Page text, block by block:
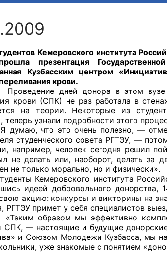
OPKO42@BK.RU
советы при территориальных органах
власти
советы по проведению независимой
Кемеровского института
презентация
Кузбасским центром
крови.
дней донора в этом вузе
крови (СПК) не раз работала в
на теории. Некоторые из
теперь узнали подробности этого
что это очень полезно, —
студенческого совета РГТЭУ, —
например, человек сегодня решил
не делать или, наоборот, делать за
не только морально, но и физически».
Кемеровского института
идеей добровольного
акцию: конкурсы и викторины на
РГТЭУ примет у себя специалистов
мы эффективно
СПК, — настоящие и будущие
и Союзом Молодежи Кузбасса, мы
уже знакомые с понятием